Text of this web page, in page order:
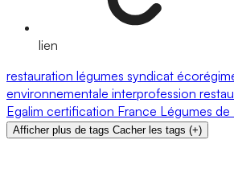
lien
restauration légumes syndicat
environnementale interprofession
Egalim certification France Légumes de
Afficher plus de tags Cacher les tags (+)